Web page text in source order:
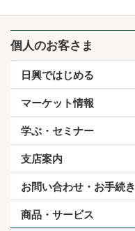
個人のお客さま
日興ではじめる
マーケット情報
学ぶ・セミナー
支店案内
お問い合わせ・お手続き
商品・サービス